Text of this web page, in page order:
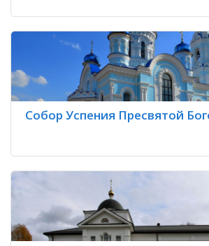
Собор Успения Пресвятой